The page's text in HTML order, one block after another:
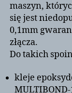
maszyn,
się jest
0,1mm
złącza.
Do takich
kleje